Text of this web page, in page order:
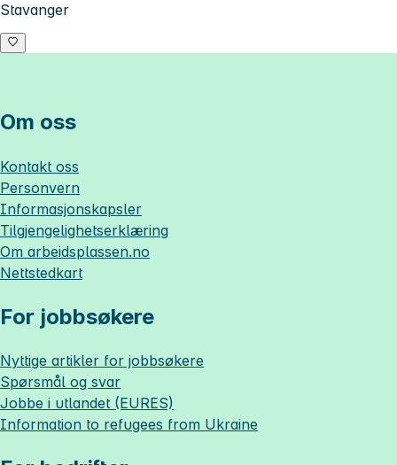
Stavanger
Om oss
Kontakt oss
Personvern
Informasjonskapsler
Tilgjengelighetserklæring
Om arbeidsplassen.no
Nettstedkart
For jobbsøkere
Nyttige artikler for jobbsøkere
Spørsmål og svar
Jobbe i utlandet (EURES)
Information to refugees from Ukraine